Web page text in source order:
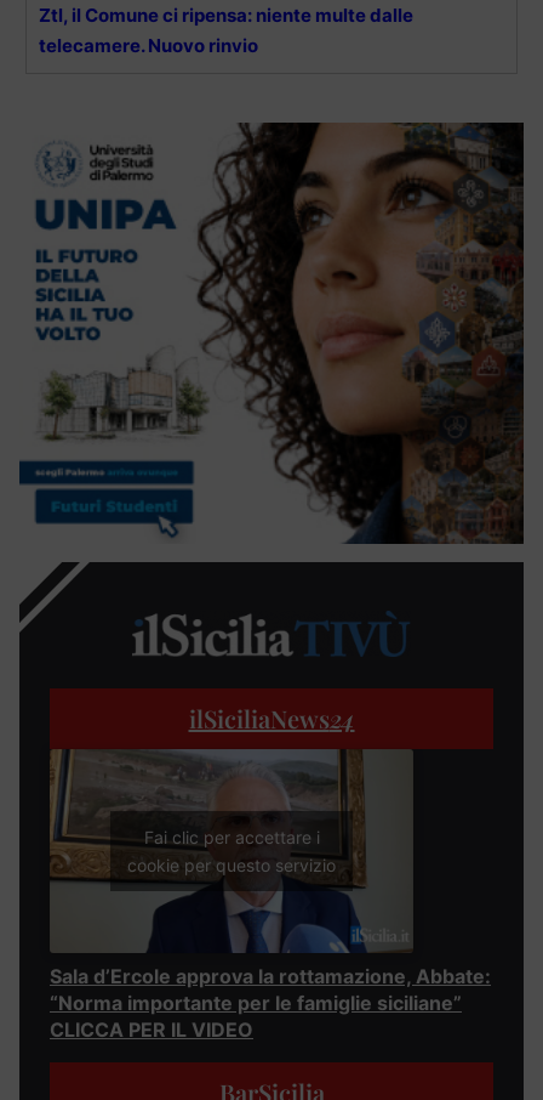
Ztl, il Comune ci ripensa: niente multe dalle
telecamere. Nuovo rinvio
ilSiciliaNews24
Fai clic per accettare i
cookie per questo servizio
Sala d’Ercole approva la rottamazione, Abbate:
“Norma importante per le famiglie siciliane”
CLICCA PER IL VIDEO
BarSicilia